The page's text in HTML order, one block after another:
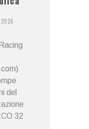
del
32